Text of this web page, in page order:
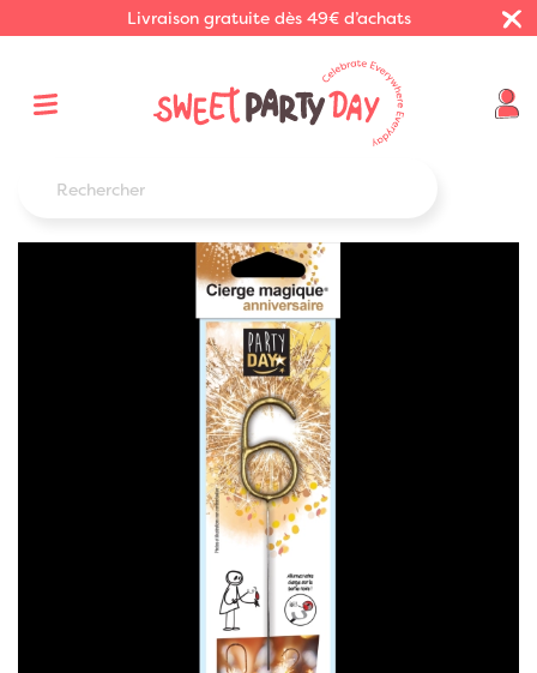
Livraison gratuite dès 49€ d’achats